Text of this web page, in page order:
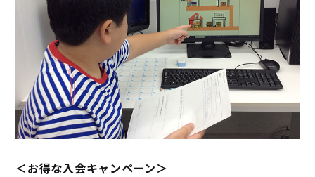
＜お得な入会キャンペーン＞